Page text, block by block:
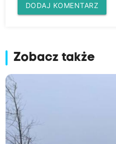
DODAJ KOMENTARZ
Zobacz także